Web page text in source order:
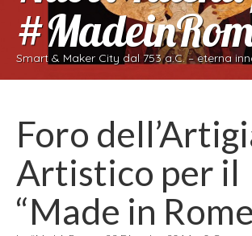
Smart & Maker City dal 753 a.C. – eterna
Foro
Artistico per il
“Made in